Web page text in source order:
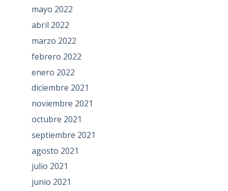
mayo 2022
abril 2022
marzo 2022
febrero 2022
enero 2022
diciembre 2021
noviembre 2021
octubre 2021
septiembre 2021
agosto 2021
julio 2021
junio 2021